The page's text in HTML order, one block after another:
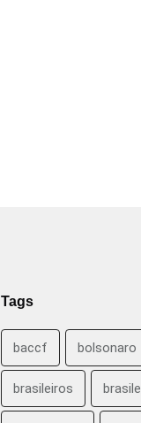
Tags
baccf bolsonaro
brasileiros